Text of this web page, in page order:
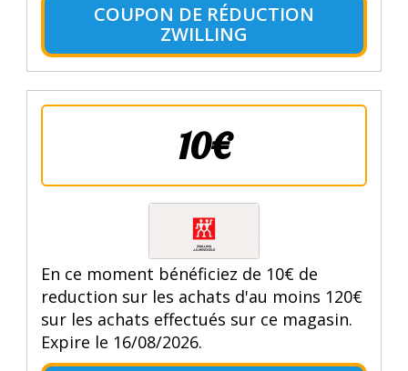
COUPON DE RÉDUCTION
ZWILLING
10€
En ce moment bénéficiez de 10€ de
reduction sur les achats d'au moins 120€
sur les achats effectués sur ce magasin.
Expire le 16/08/2026.